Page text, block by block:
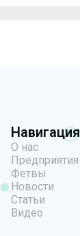
Навигация
О нас
Предприятия
Фетвы
Новости
Статьи
Видео